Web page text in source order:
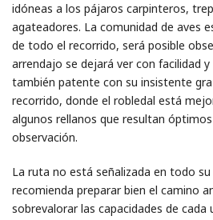
idóneas a los pájaros carpinteros,
agateadores. La comunidad de aves
de todo el recorrido, será posible
arrendajo se dejará ver con facilidad y
también patente con su insistente
recorrido, donde el robledal está
algunos rellanos que resultan
observación.
La ruta no está señalizada en todo
recomienda preparar bien el camino
sobrevalorar las capacidades de cada